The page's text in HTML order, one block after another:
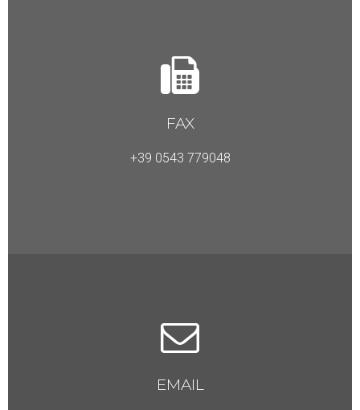
FAX
+39 0543 779048
EMAIL